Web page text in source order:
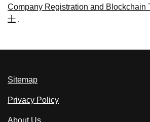
Company Registration and Blockchain
士 .
Sitemap
Privacy Policy
About Us